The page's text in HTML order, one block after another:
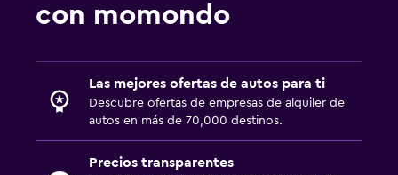
con momondo
Las mejores ofertas de autos para ti
Descubre ofertas de empresas de alquiler de
autos en más de 70,000 destinos.
Precios transparentes